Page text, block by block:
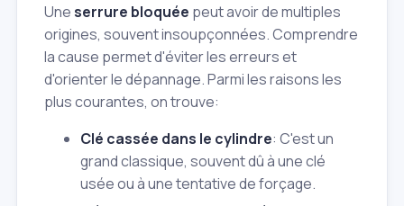
Uneserrure bloquée peut avoir de multiples
origines, souvent insoupçonnées. Comprendre
la cause permet d'éviter les erreurs et
d'orienter le dépannage. Parmi les raisons les
plus courantes, on trouve:
Clé cassée dans le cylindre: C'est un
grand classique, souvent dû à une clé
usée ou à une tentative de forçage.